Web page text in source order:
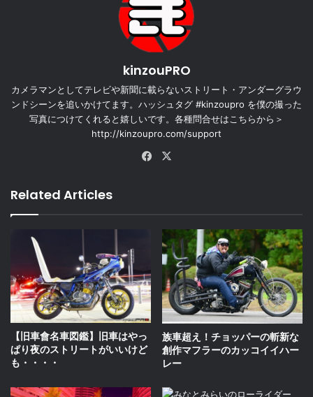
kinzouPRO
カメラマンとしてテレビや新聞に載らないストリート・アンダーグラウ
ンドシーンを追いかけてます。ハッシュタグ #kinzoupro を僕の撮った
写真につけてくれると嬉しいです。各種問合せはこちらから＞
http://kinzoupro.com/support
Facebook
Related Articles
【旧車會名車図鑑】旧車はやっ
ぱり夜のストリートがいいけど
も・・・・
族車超え！チョッパーの斬新な
創作マフラーのカッコイイハー
レー